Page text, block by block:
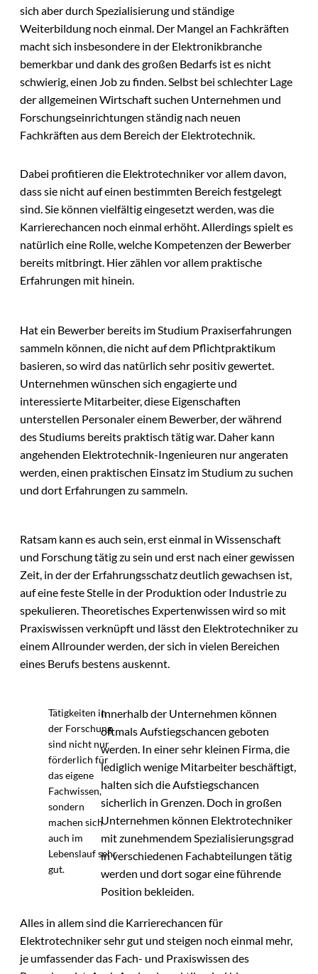
sich aber durch Spezialisierung und ständige
Weiterbildung noch einmal. Der Mangel an Fachkräften
macht sich insbesondere in der Elektronikbranche
bemerkbar und dank des großen Bedarfs ist es nicht
schwierig, einen Job zu finden. Selbst bei schlechter Lage
der allgemeinen Wirtschaft suchen Unternehmen und
Forschungseinrichtungen ständig nach neuen
Fachkräften aus dem Bereich der Elektrotechnik.
Dabei profitieren die Elektrotechniker vor allem davon,
dass sie nicht auf einen bestimmten Bereich festgelegt
sind. Sie können vielfältig eingesetzt werden, was die
Karrierechancen noch einmal erhöht. Allerdings spielt es
natürlich eine Rolle, welche Kompetenzen der Bewerber
bereits mitbringt. Hier zählen vor allem praktische
Erfahrungen mit hinein.
Hat ein Bewerber bereits im Studium Praxiserfahrungen
sammeln können, die nicht auf dem Pflichtpraktikum
basieren, so wird das natürlich sehr positiv gewertet.
Unternehmen wünschen sich engagierte und
interessierte Mitarbeiter, diese Eigenschaften
unterstellen Personaler einem Bewerber, der während
des Studiums bereits praktisch tätig war. Daher kann
angehenden Elektrotechnik-Ingenieuren nur angeraten
werden, einen praktischen Einsatz im Studium zu suchen
und dort Erfahrungen zu sammeln.
Ratsam kann es auch sein, erst einmal in Wissenschaft
und Forschung tätig zu sein und erst nach einer gewissen
Zeit, in der der Erfahrungsschatz deutlich gewachsen ist,
auf eine feste Stelle in der Produktion oder Industrie zu
spekulieren. Theoretisches Expertenwissen wird so mit
Praxiswissen verknüpft und lässt den Elektrotechniker zu
einem Allrounder werden, der sich in vielen Bereichen
eines Berufs bestens auskennt.
Tätigkeiten in
der Forschung
sind nicht nur
förderlich für
das eigene
Fachwissen,
sondern
machen sich
auch im
Lebenslauf sehr
gut.
Innerhalb der Unternehmen können
oftmals Aufstiegschancen geboten
werden. In einer sehr kleinen Firma, die
lediglich wenige Mitarbeiter beschäftigt,
halten sich die Aufstiegschancen
sicherlich in Grenzen. Doch in großen
Unternehmen können Elektrotechniker
mit zunehmendem Spezialisierungsgrad
in verschiedenen Fachabteilungen tätig
werden und dort sogar eine führende
Position bekleiden.
Alles in allem sind die Karrierechancen für
Elektrotechniker sehr gut und steigen noch einmal mehr,
je umfassender das Fach- und Praxiswissen des